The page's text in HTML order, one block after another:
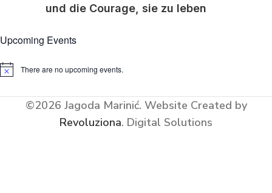
und die Courage, sie zu leben
Upcoming Events
Notice There are no upcoming events.
©2026 Jagoda Marinić. Website Created by
Revoluziona. Digital Solutions